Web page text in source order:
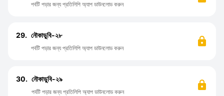
পর্বটি পড়ার জন্য প্রতিলিপি অ্যাপ ডাউনলোড করুন
29. নৌকাডুবি-২৮
পর্বটি পড়ার জন্য প্রতিলিপি অ্যাপ ডাউনলোড করুন
30. নৌকাডুবি-২৯
পর্বটি পড়ার জন্য প্রতিলিপি অ্যাপ ডাউনলোড করুন